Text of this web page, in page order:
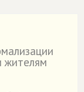
жителям